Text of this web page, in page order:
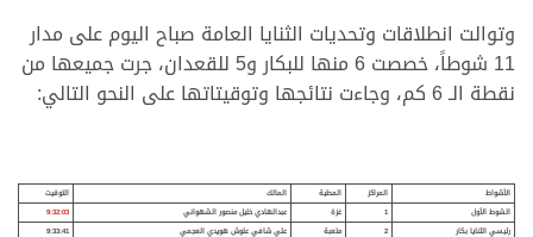
وتوالت انطلاقات وتحديات الثنايا العامة صباح اليوم على مدار
11 شوطاً، خصصت 6 منها للبكار و5 للقعدان، جرت جميعها من
نقطة الـ 6 كم، وجاءت نتائجها وتوقيتاتها على النحو التالي:
الأشواط المراكز المطية المالك
التوقيت
الشوط الأول
1 غزة عبدالهادي خليل منصور الشهواني
9:32:03
رئيسي الثنايا بكار 2 متعبة علي شافي علوش هويدي العجمي
9:33:41